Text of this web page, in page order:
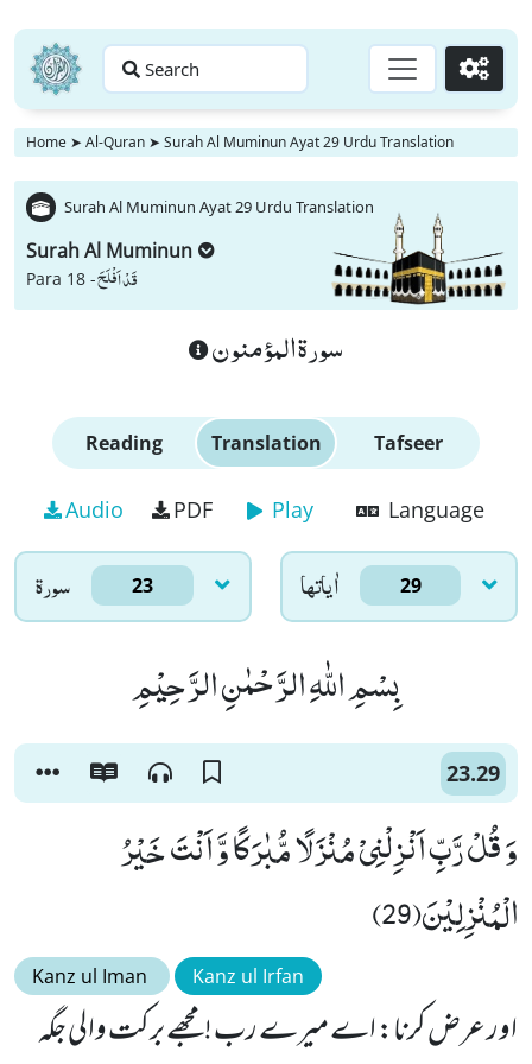
Search Go
Home ➤ Al-Quran ➤ Surah Al Muminun Ayat 29 Urdu Translation
Surah Al Muminun Ayat 29 Urdu Translation
Surah Al Muminun
Para 18 -قَدْ اَفْلَحَ
سورة المؤمنون
Reading Translation Tafseer
Audio PDF Play Language
سورۃ 23 اٰياتها 29
بِسْمِ اللّٰهِ الرَّحْمٰنِ الرَّحِیْمِ
23.29
وَ قُلْ رَّبِّ اَنْزِلْنِیْ مُنْزَلًا مُّبٰرَكًا وَّ اَنْتَ خَیْرُ
الْمُنْزِلِیْنَ(29)
Kanz ul Iman Kanz ul Irfan
اور عرض کرنا: اے میرے رب !مجھے برکت والی جگہ